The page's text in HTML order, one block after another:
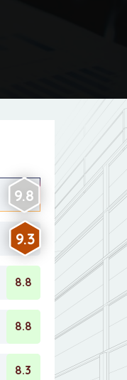
9.8
9.3
8.8
8.8
8.3